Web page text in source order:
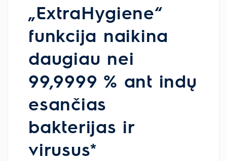
„ExtraHygiene“
funkcija naikina
daugiau nei
99,9999 % ant indų
esančias
bakterijas ir
virusus*